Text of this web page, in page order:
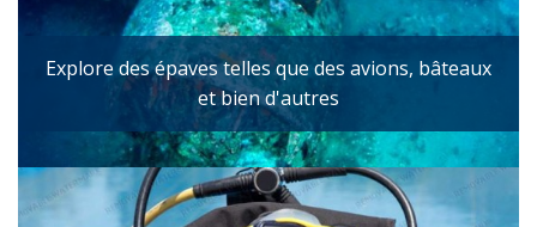
Explore des épaves telles que des avions, bâteaux
et bien d'autres